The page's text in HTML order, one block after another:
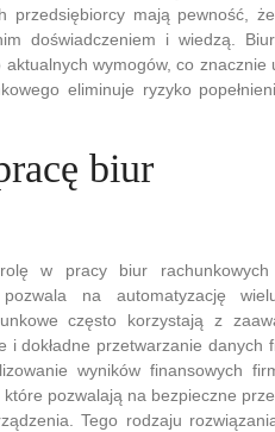
przedsiębiorcy mają pewność,
doświadczeniem i wiedzą.
wymogów, co znacznie
eliminuje ryzyko
biur
w pracy biur rachunkowych
na automatyzację
często korzystają z
dokładne przetwarzanie danych
wyników finansowych
pozwalają na bezpieczne
Tego rodzaju